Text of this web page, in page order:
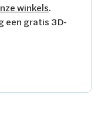
winkels.
een gratis 3D-